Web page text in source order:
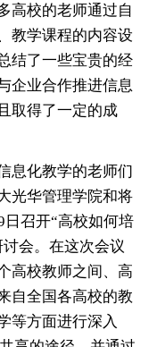
高校的老师通过自
教学课程的内容设
结了一些宝贵的经
企业合作推进信息
取得了一定的成
息化教学的老师们
光华管理学院和将
召开“高校如何培
会。在这次会议
高校教师之间、高
自全国各高校的教
等方面进行深入